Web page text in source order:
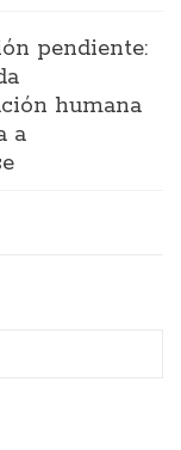
pendiente:
humana
a